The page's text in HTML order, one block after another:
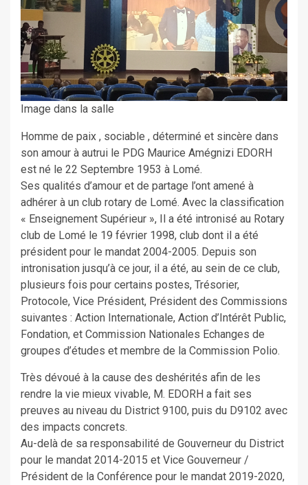
Image dans la salle
Homme de paix , sociable , déterminé et sincère dans
son amour à autrui le PDG Maurice Amégnizi EDORH
est né le 22 Septembre 1953 à Lomé.
Ses qualités d’amour et de partage l’ont amené à
adhérer à un club rotary de Lomé. Avec la classification
« Enseignement Supérieur », Il a été intronisé au Rotary
club de Lomé le 19 février 1998, club dont il a été
président pour le mandat 2004-2005. Depuis son
intronisation jusqu’à ce jour, il a été, au sein de ce club,
plusieurs fois pour certains postes, Trésorier,
Protocole, Vice Président, Président des Commissions
suivantes : Action Internationale, Action d’Intérêt Public,
Fondation, et Commission Nationales Echanges de
groupes d’études et membre de la Commission Polio.
Très dévoué à la cause des deshérités afin de les
rendre la vie mieux vivable, M. EDORH a fait ses
preuves au niveau du District 9100, puis du D9102 avec
des impacts concrets.
Au-delà de sa responsabilité de Gouverneur du District
pour le mandat 2014-2015 et Vice Gouverneur /
Président de la Conférence pour le mandat 2019-2020,